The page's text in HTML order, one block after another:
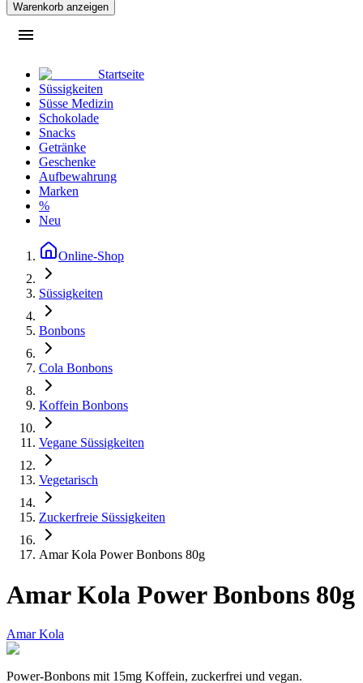
Warenkorb anzeigen
Startseite
Süssigkeiten
Süsse Medizin
Schokolade
Snacks
Getränke
Geschenke
Aufbewahrung
Marken
%
Neu
Online-Shop
Süssigkeiten
Bonbons
Cola Bonbons
Koffein Bonbons
Vegane Süssigkeiten
Vegetarisch
Zuckerfreie Süssigkeiten
Amar Kola Power Bonbons 80g
Amar Kola Power Bonbons 80g
Amar Kola
Power-Bonbons mit 15mg Koffein, zuckerfrei und vegan.